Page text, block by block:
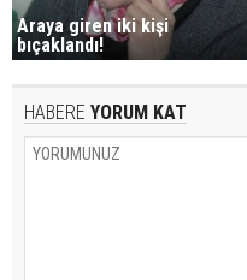
Araya giren iki kişi
bıçaklandı!
HABERE YORUM KAT